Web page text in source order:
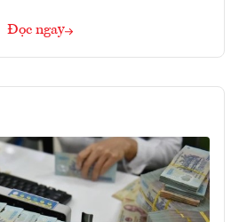
Đọc ngay